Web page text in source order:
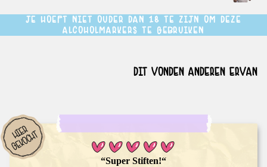
JE HOEFT NIET OUDER DAN 18 TE ZIJN OM DEZE
ALCOHOLMARKERS TE GEBRUIKEN
DIT VONDEN ANDEREN ERVAN
“Super Stiften!“